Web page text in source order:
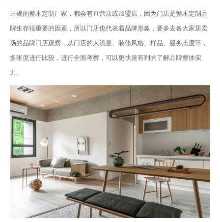
正规的整木定制厂家，都会有直营店或加盟店，因为门店是整木定制品
牌生存很重要的因素，所以门店也代表着品牌形象，要多去各大家居卖
场的品牌门店观察，从门店的人流量、装修风格、样品、服务态度等，
多维度进行比较，进行全面考察，可以更快速有利的了解品牌整体实
力。